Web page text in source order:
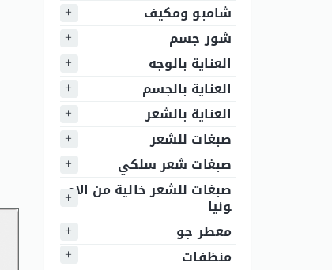
شامبو ومكيف
شور جسم
العناية بالوجه
العناية بالجسم
العناية بالشعر
صبغات للشعر
صبغات شعر سلكي
صبغات للشعر خالية من الام
ونيا
معطر جو
منظفات